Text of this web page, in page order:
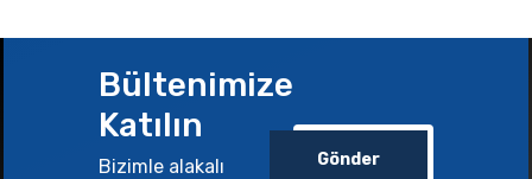
Bültenimize
Katılın
Bizimle alakalı
Gönder